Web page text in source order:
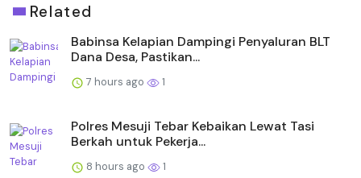
Related
Babinsa Kelapian Dampingi Penyaluran BLT
Dana Desa, Pastikan...
7 hours ago 1
Polres Mesuji Tebar Kebaikan Lewat Tasi
Berkah untuk Pekerja...
8 hours ago 1